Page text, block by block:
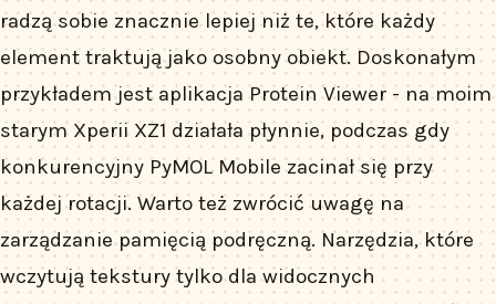
radzą sobie znacznie lepiej niż te, które każdy
element traktują jako osobny obiekt. Doskonałym
przykładem jest aplikacja Protein Viewer - na moim
starym Xperii XZ1 działała płynnie, podczas gdy
konkurencyjny PyMOL Mobile zacinał się przy
każdej rotacji. Warto też zwrócić uwagę na
zarządzanie pamięcią podręczną. Narzędzia, które
wczytują tekstury tylko dla widocznych